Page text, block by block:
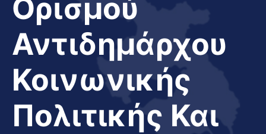
Ορισμού
Αντιδημάρχου
Κοινωνικής
Πολιτικής Και